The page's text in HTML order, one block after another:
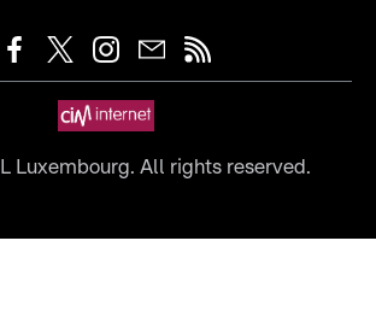
Luxembourg. All rights reserved.